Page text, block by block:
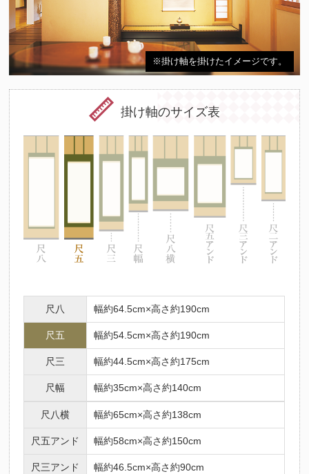
※掛け軸を掛けたイメージです。
掛け軸のサイズ表
尺八 幅約64.5cm×高さ約190cm
尺五 幅約54.5cm×高さ約190cm
尺三 幅約44.5cm×高さ約175cm
尺幅 幅約35cm×高さ約140cm
尺八横 幅約65cm×高さ約138cm
尺五アンド 幅約58cm×高さ約150cm
尺三アンド 幅約46.5cm×高さ約90cm